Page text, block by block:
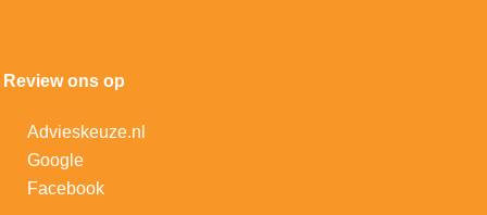
Review ons op
Advieskeuze.nl
Google
Facebook